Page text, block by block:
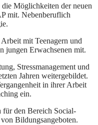
Möglichkeiten der neuen
mit. Nebenberuflich
mit Teenagern und
jungen Erwachsenen mit.
Stressmanagement und
Jahren weitergebildet.
in ihrer Arbeit
ein.
den Bereich Social-
Bildungsangeboten.